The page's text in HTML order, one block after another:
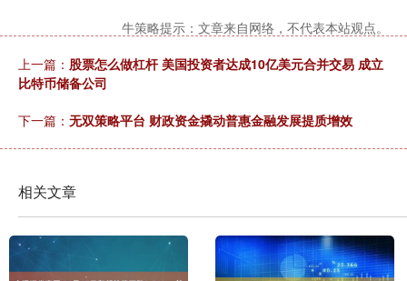
牛策略提示：文章来自网络，不代表本站观点。
上一篇： 股票怎么做杠杆 美国投资者达成10亿美元合并交易 成立
比特币储备公司
下一篇： 无双策略平台 财政资金撬动普惠金融发展提质增效
相关文章